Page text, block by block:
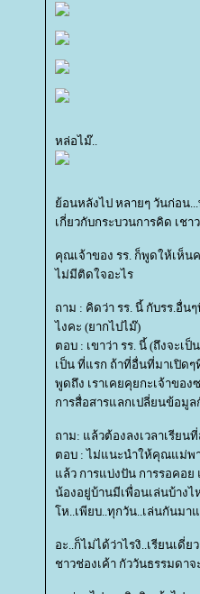
หล่อไม๊..
อนหลังไป หลายๆ วันก่อน...
เกี่ยวกับกระบวนการคิด เชา
คุณเจ้าของ รร. ก็พูดให้เห็น
ไม่มีติดใจอะไร
ถาม : คิดว่า รร. นี้ กับรร.อื่น
ไงคะ (ยากไปไม๊)
ตอบ : เขาว่า รร. นี้ (ถึงจะเ
เป็น ที่แรก ถ้าที่อื่นที่มาเปิดๆ
พูดถึง เราเคยคุยกะเจ้าขอ
การสื่อสารแลกเปลี่ยนข้อมู
ถาม: แล้วต้องลงเวลาเรียน
ตอบ : ไม่แนะนำให้คุณแม่พา
ล้ว การแบ่งปัน การรอคอย
น้องอยู่บ้านมีเพื่อนเล่นบ้างไ
ห..เพียบ..ทุกวัน..เล่นกันมา
อะ..ก็ไม่ได้ว่าไรงิ..เรียนเดี่
ชาวช่องเค้า กัววันธรรมดา